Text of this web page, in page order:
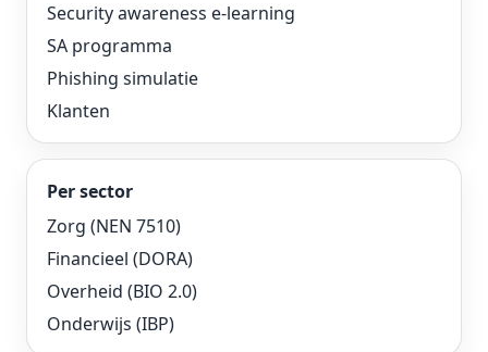
Security awareness e-learning
SA programma
Phishing simulatie
Klanten
Per sector
Zorg (NEN 7510)
Financieel (DORA)
Overheid (BIO 2.0)
Onderwijs (IBP)